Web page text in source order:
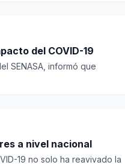
del COVID-19
SENASA, informó que
a nivel nacional
19 no solo ha reavivado la